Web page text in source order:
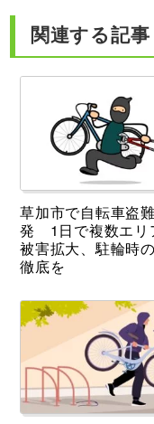
関連する記事
草加市で自転車盗
発 1日で複数エリ
被害拡大、駐輪時
徹底を